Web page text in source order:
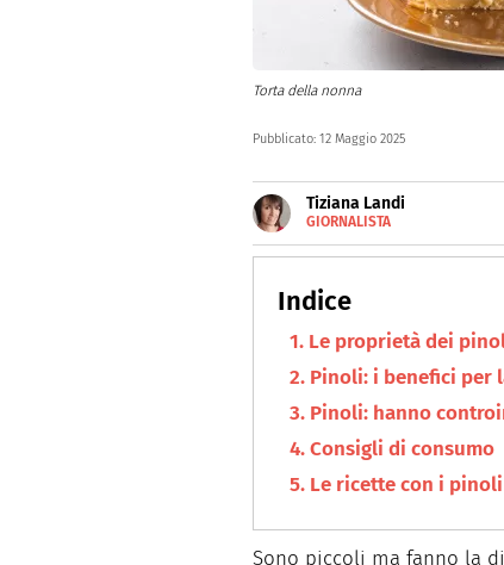
Torta della nonna
Pubblicato: 12 Maggio 2025
Tiziana Landi
GIORNALISTA
MAIL
Giornalista toscana, da
siti web, magazine e
pc, mi trovate in cucina.
Le proprietà dei
Pinoli: i benefici per
Pinoli: hanno
Consigli di consumo
Le ricette con i pinoli
Sono piccoli ma fanno la